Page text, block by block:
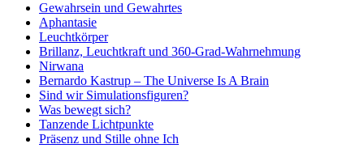
Gewahrsein und Gewahrtes
Aphantasie
Leuchtkörper
Brillanz, Leuchtkraft und 360-Grad-Wahrnehmung
Nirwana
Bernardo Kastrup – The Universe Is A Brain
Sind wir Simulationsfiguren?
Was bewegt sich?
Tanzende Lichtpunkte
Präsenz und Stille ohne Ich